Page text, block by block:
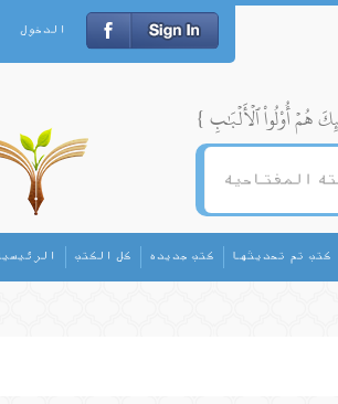
الدخول
كل الكتب كتب جديده كتب تم تحديثها